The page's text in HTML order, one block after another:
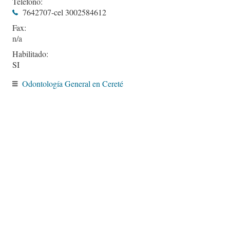
7642707-cel 3002584612
Fax:
Habilitado:
SI
Odontología General en Cereté